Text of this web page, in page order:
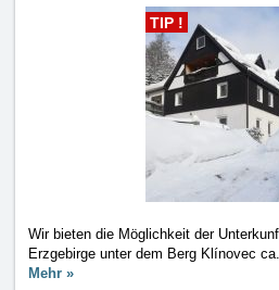
TIP !
Wir bieten die Möglichkeit der
Erzgebirge unter dem Berg Klínovec
Mehr »